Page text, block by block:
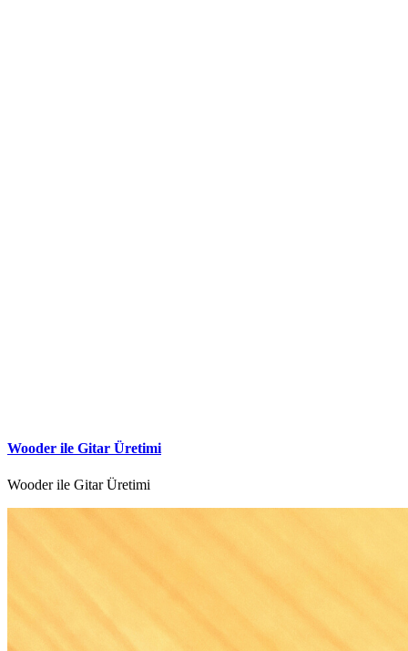
Wooder ile Gitar Üretimi
Wooder ile Gitar Üretimi